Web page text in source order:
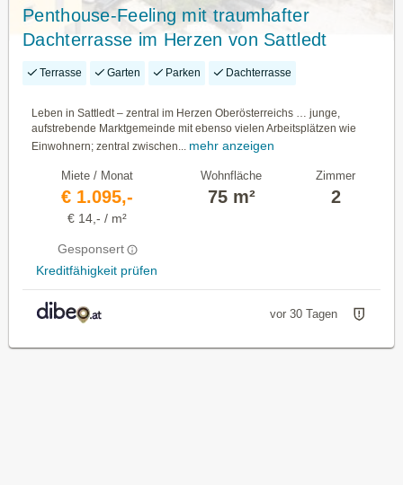
Penthouse-Feeling mit traumhafter
Dachterrasse im Herzen von Sattledt
Terrasse Garten Parken Dachterrasse
Leben in Sattledt – zentral im Herzen Oberösterreichs … junge,
aufstrebende Marktgemeinde mit ebenso vielen Arbeitsplätzen wie
Einwohnern; zentral zwischen... mehr anzeigen
Miete / Monat
€ 1.095,-
€ 14,- / m²
Gesponsert
Kreditfähigkeit prüfen
Wohnfläche
75 m²
Zimmer
2
vor 30 Tagen